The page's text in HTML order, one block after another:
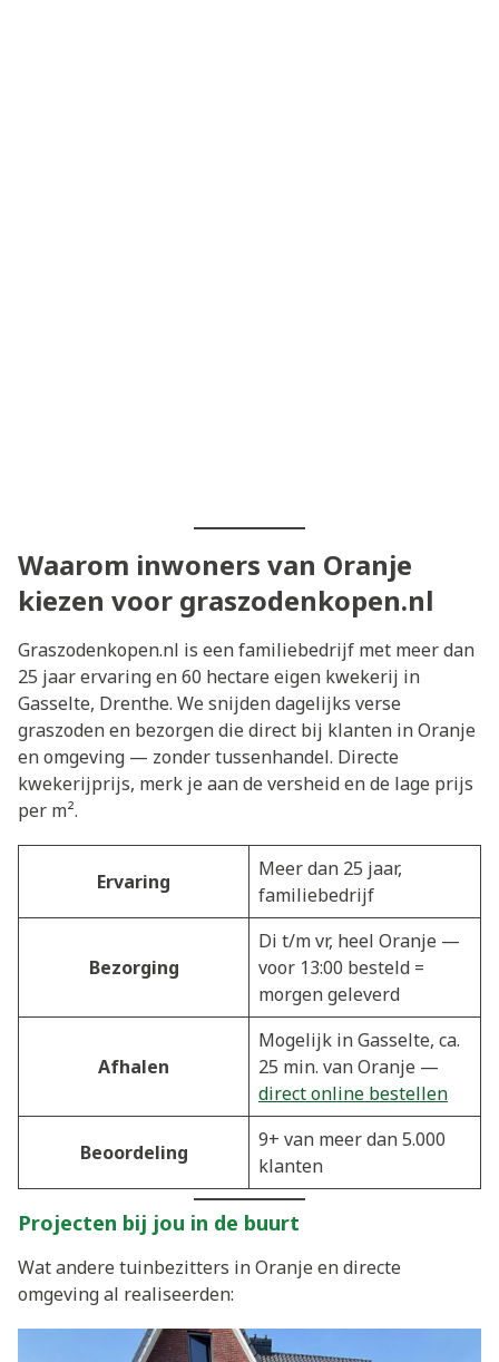
Waarom inwoners van Oranje
kiezen voor graszodenkopen.nl
Graszodenkopen.nl is een familiebedrijf met meer dan
25 jaar ervaring en 60 hectare eigen kwekerij in
Gasselte, Drenthe. We snijden dagelijks verse
graszoden en bezorgen die direct bij klanten in Oranje
en omgeving — zonder tussenhandel. Directe
kwekerijprijs, merk je aan de versheid en de lage prijs
per m².
Ervaring
Meer dan 25 jaar,
familiebedrijf
Bezorging
Di t/m vr, heel Oranje —
voor 13:00 besteld =
morgen geleverd
Afhalen
Mogelijk in Gasselte, ca.
25 min. van Oranje —
direct online bestellen
Beoordeling
9+ van meer dan 5.000
klanten
Projecten bij jou in de buurt
Wat andere tuinbezitters in Oranje en directe
omgeving al realiseerden: